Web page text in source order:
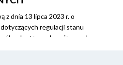
z dnia 13 lipca 2023 r. o
regulacji stanu
mają na celu
własności nieruchomości